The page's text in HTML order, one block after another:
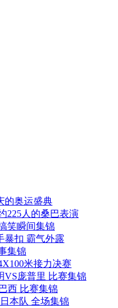
的奥运盛典
225人的桑巴表演
笑瞬间集锦
暴扣 霸气外露
集锦
米接力决赛
VS庞普里 比赛集锦
西 比赛集锦
本队 全场集锦